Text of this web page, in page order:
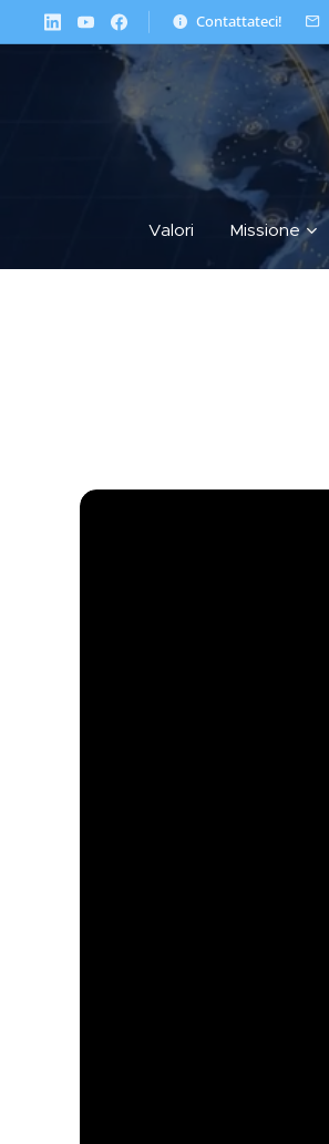
Contattateci!
Valori Missione